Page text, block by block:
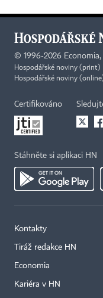
© 1996-2026 Economia,
Hospodářské noviny
Hospodářské noviny
Certifikováno
Stáhněte si aplikaci HN
Kontakty
Tiráž redakce HN
Economia
Kariéra v HN